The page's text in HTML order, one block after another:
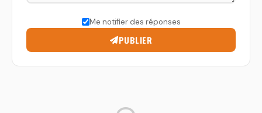
Me notifier des réponses
PUBLIER